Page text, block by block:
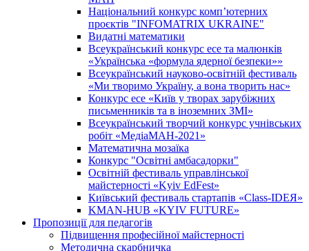
Національний конкурс комп’ютерних
проєктів "INFOMATRIX UKRAINE"
Видатні математики
Всеукраїнський конкурс есе та малюнків
«Українська «формула ядерної безпеки»»
Всеукраїнський науково-освітній фестиваль
«Ми творимо Україну, а вона творить нас»
Конкурс есе «Київ у творах зарубіжних
письменників та в іноземних ЗМІ»
Всеукраїнський творчий конкурс учнівських
робіт «МедіаМАН-2021»
Математична мозаїка
Конкурс "Освітні амбасадорки"
Освітній фестиваль управлінської
майстерності «Kyiv EdFest»
Київський фестиваль стартапів «Class-IDEЯ»
KMAN-HUB «KYIV FUTURE»
Пропозиції для педагогів
Підвищення професійної майстерності
Методична скарбничка